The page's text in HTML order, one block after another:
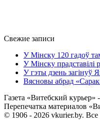
Свежие записи
У Мінску 120 гадоў
У Мінску
У гэты дзень загінуў
Вясновы абрад
Газета «Витебский
Перепечатка материалов
© 1906 - 2026 vkurier.by.